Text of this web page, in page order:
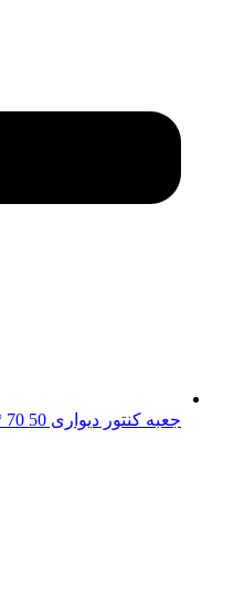
جعبه کنتور دیواری KB * 70 50